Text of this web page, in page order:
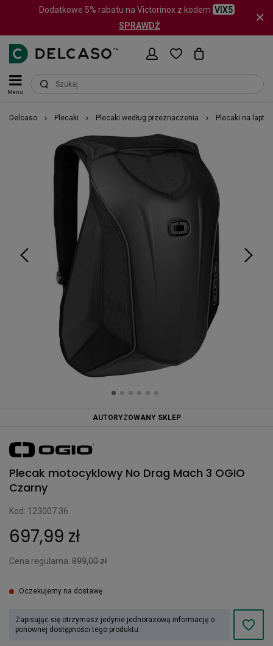
Dodatkowe 5% rabatu na Victorinox z kodem VIX5
SPRAWDŹ
Menu
Delcaso Plecaki Plecaki według przeznaczenia Plecaki na
AUTORYZOWANY SKLEP
Plecak motocyklowy No Drag Mach 3 OGIO
Czarny
Kod: 123007.36
697,99 zł
Cena regularna: 899,00 zł
Oczekujemy na dostawę
Zapisując się otrzymasz jedynie jednorazową informację o
ponownej dostępności tego produktu.